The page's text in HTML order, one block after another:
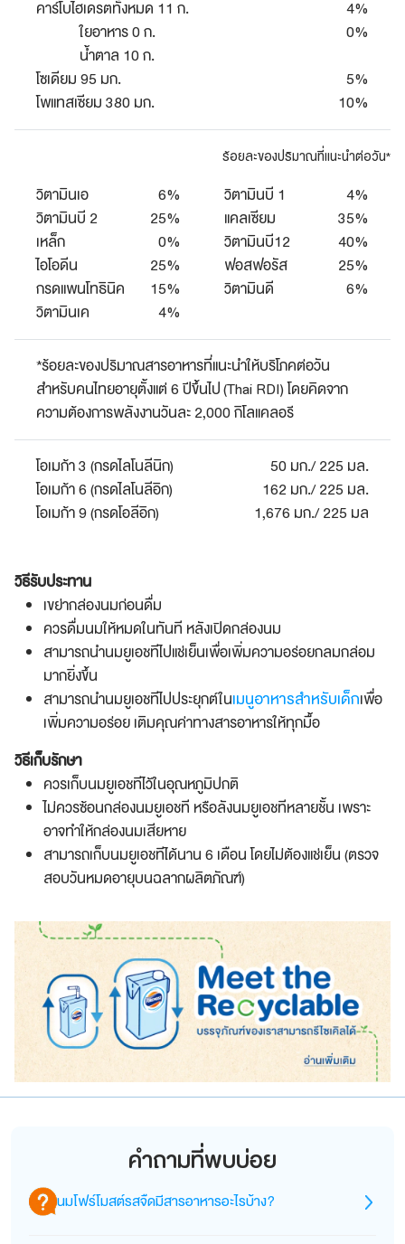
คาร์โบไฮเดรตทั้งหมด 11 ก.
4%
ใยอาหาร 0 ก.
0%
น้ำตาล 10 ก.
โซเดียม 95 มก.
5%
โพแทสเซียม 380 มก.
10%
ร้อยละของปริมาณที่แนะนำต่อวัน*
วิตามินเอ
6%
วิตามินบี 2
25%
เหล็ก
0%
ไอโอดีน
25%
กรดแพนโทธินิค
15%
วิตามินเค
4%
วิตามินบี 1
4%
แคลเซียม
35%
วิตามินบี12
40%
ฟอสฟอรัส
25%
วิตามินดี
6%
*ร้อยละของปริมาณสารอาหารที่แนะนำให้บริโภคต่อวัน
สำหรับคนไทยอายุตั้งแต่ 6 ปีขึ้นไป (Thai RDI) โดยคิดจาก
ความต้องการพลังงานวันละ 2,000 กิโลแคลอรี
โอเมก้า 3 (กรดไลโนลีนิก)
50 มก./ 225 มล.
โอเมก้า 6 (กรดไลโนลีอิก)
162 มก./ 225 มล.
โอเมก้า 9 (กรดโอลีอิก)
1,676 มก./ 225 มล
วิธีรับประทาน
เขย่ากล่องนมก่อนดื่ม
ควรดื่มนมให้หมดในทันที หลังเปิดกล่องนม
สามารถนำนมยูเอชทีไปแช่เย็นเพื่อเพิ่มความอร่อยกลมกล่อม
มากยิ่งขึ้น
สามารถนำนมยูเอชทีไปประยุกต์ในเมนูอาหารสำหรับเด็กเพื่อ
เพิ่มความอร่อย เติมคุณค่าทางสารอาหารให้ทุกมื้อ
วิธีเก็บรักษา
ควรเก็บนมยูเอชทีไว้ในอุณหภูมิปกติ
ไม่ควรซ้อนกล่องนมยูเอชที หรือลังนมยูเอชทีหลายชั้น เพราะ
อาจทำให้กล่องนมเสียหาย
สามารถเก็บนมยูเอชทีได้นาน 6 เดือน โดยไม่ต้องแช่เย็น (ตรวจ
สอบวันหมดอายุบนฉลากผลิตภัณฑ์)
คำถามที่พบบ่อย
นมโฟร์โมสต์รสจืดมีสารอาหารอะไรบ้าง?